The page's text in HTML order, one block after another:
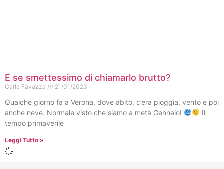
E se smettessimo di chiamarlo brutto?
Carla Favazza 21/01/2023
Qualche giorno fa a Verona, dove abito, c’era pioggia, vento e poi
anche neve. Normale visto che siamo a metà Gennaio!
Il
tempo primaverile
Leggi Tutto »